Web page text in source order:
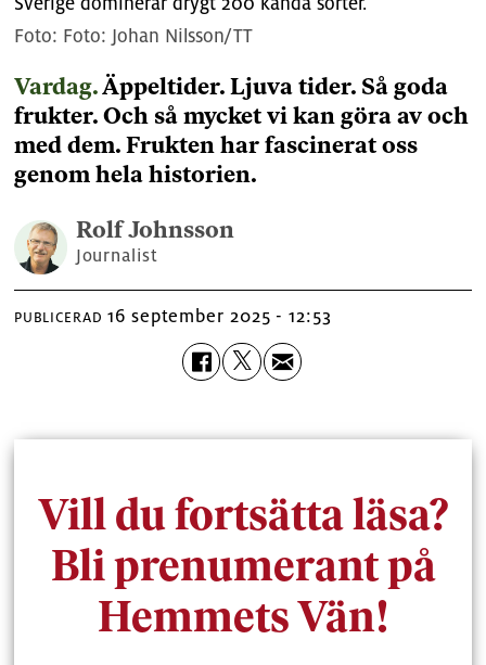
Foto: Johan Nilsson/TT
Vardag.Äppeltider. Ljuva tider. Så goda
frukter. Och så mycket vi kan göra av och
med dem. Frukten har fascinerat oss
genom hela historien.
Rolf Johnsson
Journalist
PUBLICERAD 16 september 2025 - 12:53
Vill du fortsätta läsa?
Bli prenumerant på
Hemmets Vän!